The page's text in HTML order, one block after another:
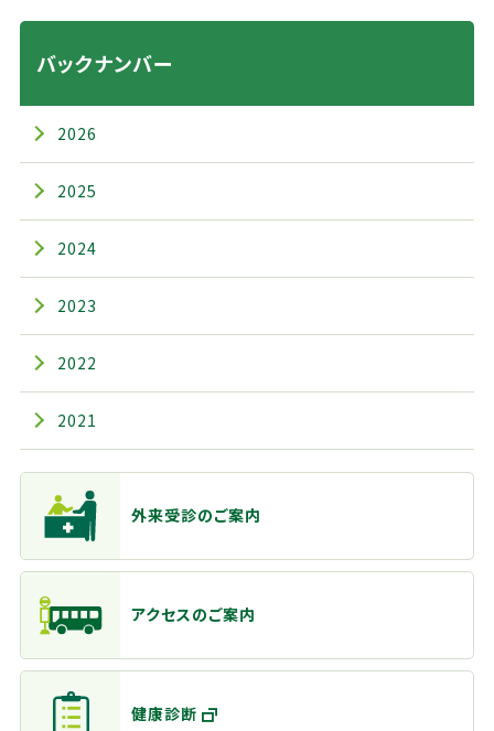
バックナンバー
2026
2025
2024
2023
2022
2021
主なメニュー
外来受診のご案内
アクセスのご案内
健康診断